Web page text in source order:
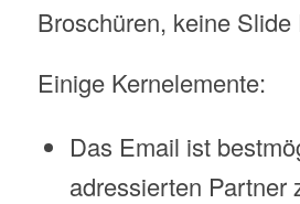
Broschüren, keine Slide
Einige Kernelemente:
Das Email ist
adressierten Partner